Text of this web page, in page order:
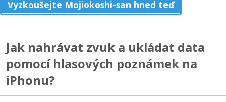
Vyzkoušejte Mojiokoshi-san hned teď
Jak nahrávat zvuk a ukládat data
pomocí hlasových poznámek na
iPhonu?